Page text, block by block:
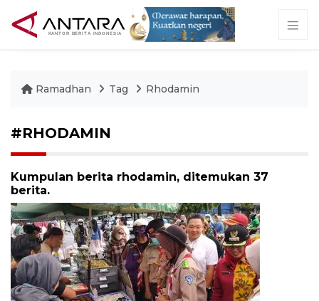
Ramadhan Tag Rhodamin
#RHODAMIN
Kumpulan berita rhodamin, ditemukan 37
berita.